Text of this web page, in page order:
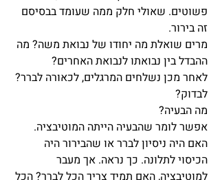
פשוטים. שאולי חלק ממה שעומד בבסיסם
זה בירור.
מרים שואלת מה יחודו של נבואת משה? מה
ההבדל בין נבואתו לנבואת האחרים?
לאחר מכן נשלחים המרגלים, לכאורה לברר?
לבדוק?
מה הבעיה?
אפשר לומר שהבעיה הייתה המוטיבציה.
האם היה ניסיון לברר או שהבירור היה
הכיסוי לתלונה. כך נראה. אך מעבר
למוטיבציה, האם תמיד צריך הכל לברר? הכל